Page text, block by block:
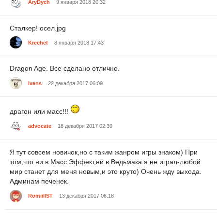
AryDych 9 января 2018 20:32
Сталкер! осел.jpg
Krechet 8 января 2018 17:43
Dragon Age. Все сделано отлично.
Ivens 22 декабря 2017 06:09
драгон или масс!!!
advocate 18 декабря 2017 02:39
Я тут совсем новичок,но с таким жанром игры знаком) При
том,что ни в Масс Эффект,ни в Ведьмака я не играл-любой
мир станет для меня новым,и это круто) Очень жду выхода.
Админам печенек.
RomiillST 13 декабря 2017 08:18